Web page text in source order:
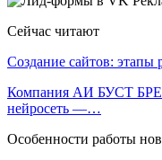
Сейчас читают
Создание сайтов: этапы
Компания АИ БУСТ
нейросеть —…
Особенности работы